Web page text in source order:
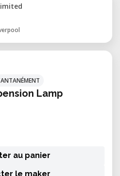
Lamp
au panier
le maker